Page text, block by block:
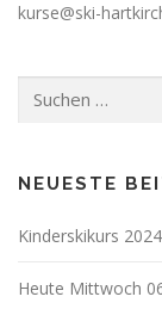
kurse@ski-
nach:
NEUESTE
Kinderskikurs 2024
Heute Mittwoch